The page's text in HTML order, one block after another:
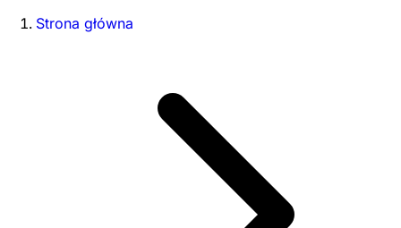
Strona główna